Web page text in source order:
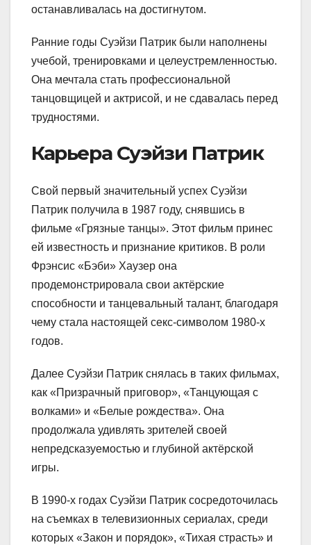
останавливалась на достигнутом.
Ранние годы Суэйзи Патрик были наполнены
учебой, тренировками и целеустремленностью.
Она мечтала стать профессиональной
танцовщицей и актрисой, и не сдавалась перед
трудностями.
Карьера Суэйзи Патрик
Свой первый значительный успех Суэйзи
Патрик получила в 1987 году, снявшись в
фильме «Грязные танцы». Этот фильм принес
ей известность и признание критиков. В роли
Фрэнсис «Бэби» Хаузер она
продемонстрировала свои актёрские
способности и танцевальный талант, благодаря
чему стала настоящей секс-символом 1980-х
годов.
Далее Суэйзи Патрик снялась в таких фильмах,
как «Призрачный приговор», «Танцующая с
волками» и «Белые рождества». Она
продолжала удивлять зрителей своей
непредсказуемостью и глубиной актёрской
игры.
В 1990-х годах Суэйзи Патрик сосредоточилась
на съемках в телевизионных сериалах, среди
которых «Закон и порядок», «Тихая страсть» и